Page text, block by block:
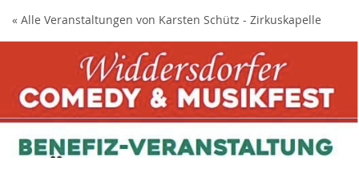
Zum
Inhalt
« Alle Veranstaltungen von Karsten Schütz - Zirkuskapelle